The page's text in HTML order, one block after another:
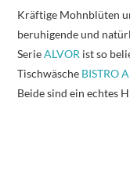
Kräftige Mohnblüten
beruhigende und
SerieALVOR ist so
Tischwäsche BISTRO
Beide sind ein echtes